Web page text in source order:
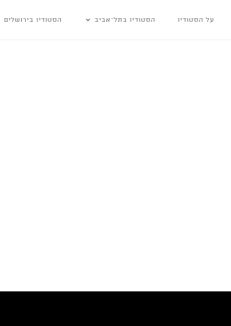
על הסטודיו הסטודיו בתל־אביב הסטודיו בירושלים